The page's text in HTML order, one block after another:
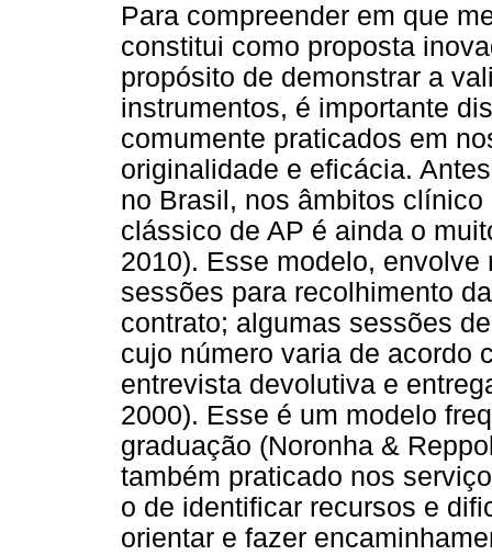
Para compreender em que
constitui como proposta
propósito de demonstrar a
instrumentos, é importante
comumente praticados em
originalidade e eficácia.
no Brasil, nos âmbitos
clássico de AP é ainda o
2010). Esse modelo,
sessões para recolhimento
contrato; algumas sessões
cujo número varia de acordo
entrevista devolutiva e
2000). Esse é um modelo
graduação (Noronha &
também praticado nos
o de identificar recursos e
orientar e fazer